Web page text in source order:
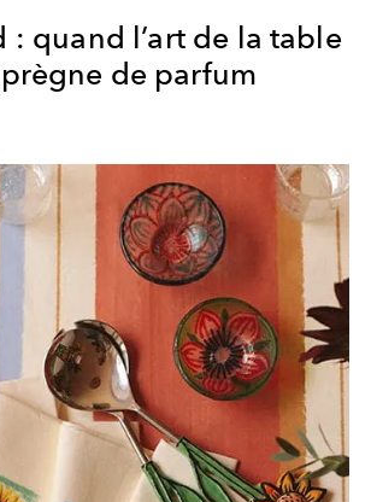
: quand l’art de la table
de parfum